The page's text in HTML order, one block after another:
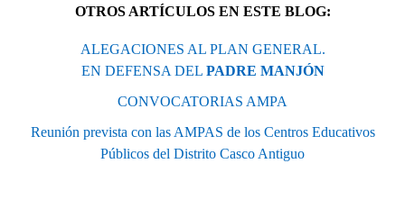
OTROS ARTÍCULOS EN ESTE BLOG:
ALEGACIONES AL PLAN GENERAL.
EN DEFENSA DEL PADRE MANJÓN
CONVOCATORIAS AMPA
Reunión prevista con las AMPAS de los Centros Educativos
Públicos del Distrito Casco Antiguo